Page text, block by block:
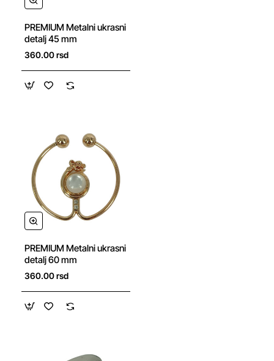
NOVO
PREMIUM Metalni ukrasni
detalj 45 mm
360.00 rsd
NOVO
PREMIUM Metalni ukrasni
detalj 60 mm
360.00 rsd